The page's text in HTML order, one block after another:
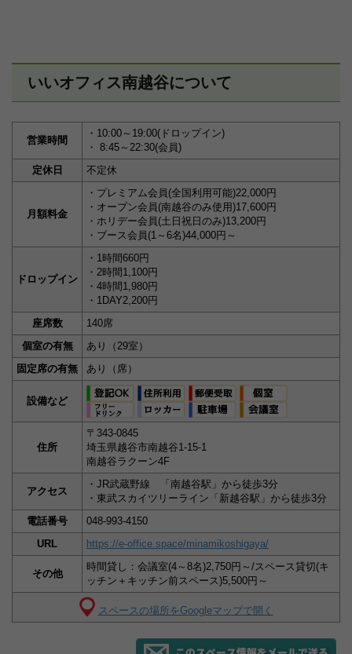
いいオフィス南越谷について
営業時間
・10:00～19:00(ドロップイン)
・ 8:45～22:30(会員)
定休日
不定休
月額料金
・プレミアム会員(全国利用可能)22,000円
・オープン会員(南越谷のみ使用)17,600円
・ホリデー会員(土日祝日のみ)13,200円
・ブース会員(1～6名)44,000円～
ドロップイン
・1時間660円
・2時間1,100円
・4時間1,980円
・1DAY2,200円
座席数
140席
個室の有無
あり（29室）
固定席の有無
あり（席）
設備など
住所
〒343-0845
埼玉県越谷市南越谷1-15-1
南越谷ラクーン4F
アクセス
・JR武蔵野線 「南越谷駅」から徒歩3分
・東武スカイツリーライン「新越谷駅」から徒歩3分
電話番号
048-993-4150
URL
https://e-office.space/minamikoshigaya/
その他
時間貸し：会議室(4～8名)2,750円～/スペース貸切(キ
ッチン＋キッチン前スペース)5,500円～
スペースの場所をGoogleマップで開く